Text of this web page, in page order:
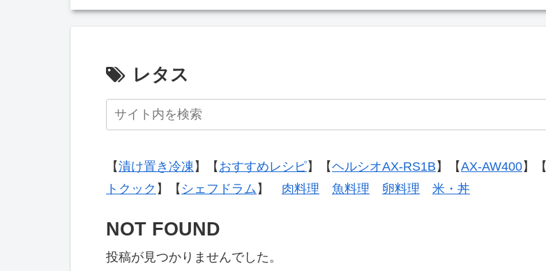
レタス
【漬け置き冷凍 】【 おすすめレシピ】【ヘルシオAX-RS1B 】【AX-AW400】【
トクック 】【 シェフドラム 】 肉料理 魚料理 卵料理 米・丼
NOT FOUND
投稿が見つかりませんでした。